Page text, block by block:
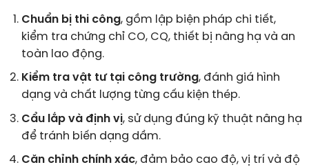
Chuẩn bị thi công, gồm lập biện pháp chi tiết,
kiểm tra chứng chỉ CO, CQ, thiết bị nâng hạ và an
toàn lao động.
Kiểm tra vật tư tại công trường, đánh giá hình
dạng và chất lượng từng cấu kiện thép.
Cẩu lắp và định vị, sử dụng đúng kỹ thuật nâng hạ
để tránh biến dạng dầm.
Căn chỉnh chính xác, đảm bảo cao độ, vị trí và độ